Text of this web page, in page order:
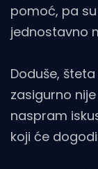
pomoć, pa
jednostavno
Doduše,
zasigurno
naspram
koji će